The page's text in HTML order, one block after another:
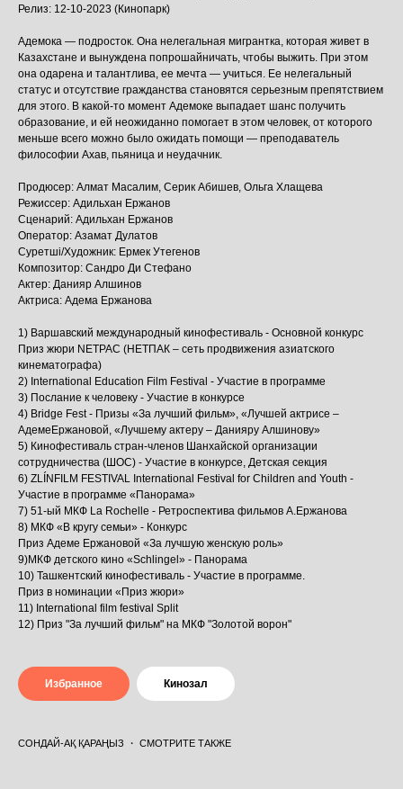
Релиз: 12-10-2023 (Кинопарк)
Адемока — подросток. Она нелегальная мигрантка, которая живет в
Казахстане и вынуждена попрошайничать, чтобы выжить. При этом
она одарена и талантлива, ее мечта — учиться. Ее нелегальный
статус и отсутствие гражданства становятся серьезным препятствием
для этого. В какой-то момент Адемоке выпадает шанс получить
образование, и ей неожиданно помогает в этом человек, от которого
меньше всего можно было ожидать помощи — преподаватель
философии Ахав, пьяница и неудачник.
Продюсер: Алмат Масалим, Серик Абишев, Ольга Хлащева
Режиссер: Адильхан Ержанов
Сценарий: Адильхан Ержанов
Оператор: Азамат Дулатов
Суретші/Художник: Ермек Утегенов
Композитор: Сандро Ди Стефано
Актер: Данияр Алшинов
Актриса: Адема Ержанова
1) Варшавский международный кинофестиваль - Основной конкурс
Приз жюри NETPAC (НЕТПАК – сеть продвижения азиатского
кинематографа)
2) International Education Film Festival - Участие в программе
3) Послание к человеку - Участие в конкурсе
4) Bridge Fest - Призы «За лучший фильм», «Лучшей актрисе –
АдемеЕржановой, «Лучшему актеру – Данияру Алшинову»
5) Кинофестиваль стран-членов Шанхайской организации
сотрудничества (ШОС) - Участие в конкурсе, Детская секция
6) ZLÍNFILM FESTIVAL International Festival for Children and Youth -
Участие в программе «Панорама»
7) 51-ый МКФ La Rochelle - Ретроспектива фильмов А.Ержанова
8) МКФ «В кругу семьи» - Конкурс
Приз Адеме Ержановой «За лучшую женскую роль»
9)МКФ детского кино «Schlingel» - Панорама
10) Ташкентский кинофестиваль - Участие в программе.
Приз в номинации «Приз жюри»
11) International film festival Split
12) Приз "За лучший фильм" на МКФ "Золотой ворон"
Избранное Кинозал
СОНДАЙ-АҚ ҚАРАҢЫЗ ・ СМОТРИТЕ ТАКЖЕ